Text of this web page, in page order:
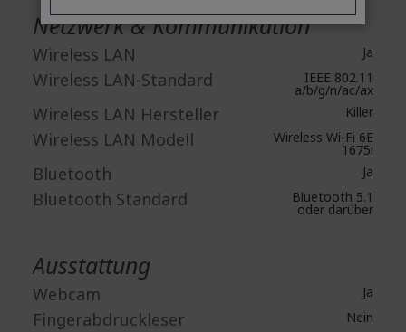
Netzwerk & Kommunikation
Wireless LAN Ja
Wireless LAN-Standard IEEE 802.11
a/b/g/n/ac/ax
Wireless LAN Hersteller Killer
Wireless LAN Modell Wireless Wi-Fi 6E
1675i
Bluetooth Ja
Bluetooth Standard Bluetooth 5.1
oder darüber
Ausstattung
Webcam Ja
Fingerabdruckleser Nein